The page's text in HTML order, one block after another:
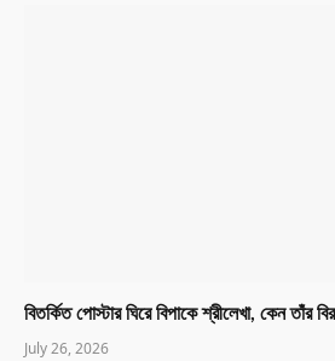
বিতর্কিত পোস্টার ঘিরে বিপাকে শ্রীলেখা, কেন
July 26, 2026